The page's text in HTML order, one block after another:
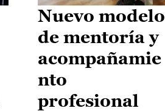
Nuevo modelo
de mentoría y
acompañamie
nto
profesional